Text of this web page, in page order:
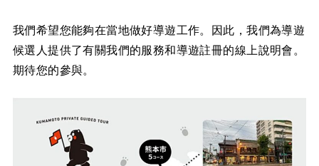
我們希望您能夠在當地做好導遊工作。因此，我們為導遊
候選人提供了有關我們的服務和導遊註冊的線上說明會。
期待您的參與。